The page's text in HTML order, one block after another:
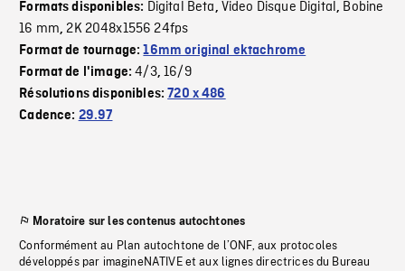
Formats disponibles: Digital Beta, Video Disque Digital, Bobine
16 mm,2K 2048x1556 24fps
Format de tournage:16mm original ektachrome
Format de l'image:4/3,16/9
Résolutions disponibles:720 x 486
Cadence: 29.97
Moratoire sur les contenus autochtones
Conformément au Plan autochtone de l’ONF, aux protocoles
développés par imagineNATIVE et aux lignes directrices du Bureau